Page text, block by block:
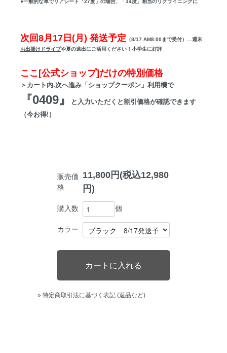
●一般的な車でリアシート「27度」の場合、「34度」相当のリクライニングに
次回8月17日(月) 発送予定 （8/17 AM8:00まで受付）…週末
お出掛けドライブや夏の遠出にご活用ください！小学生に好評
ここ[公式ショップ]だけの特別価格
＞カート内.次へ進み「ショップクーポン」利用欄で
『0409』
と入力いただくと割引価格が確認できます
（今お得!）
販売価
格
11,800円(税込12,980
円)
購入数 個
カラー
» 特定商取引法に基づく表記 (返品など)